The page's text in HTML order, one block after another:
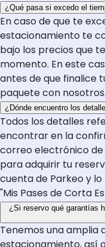
¿Qué pasa si excedo el
En caso de que te
estacionamiento te
bajo los precios que
momento. En este
antes de que finalice
paquete con nosotros.
¿Dónde encuentro los
Todos los detalles
encontrar en la
correo electrónico de
para adquirir tu
cuenta de Parkeo y
"Mis Pases de Corta
¿Si reservo qué garantías
Tenemos una amplia
estacionamiento, así